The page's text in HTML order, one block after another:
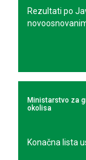
Rezultati po
novoosnovanim
Ministarstvo za
okolisa
Konačna lista